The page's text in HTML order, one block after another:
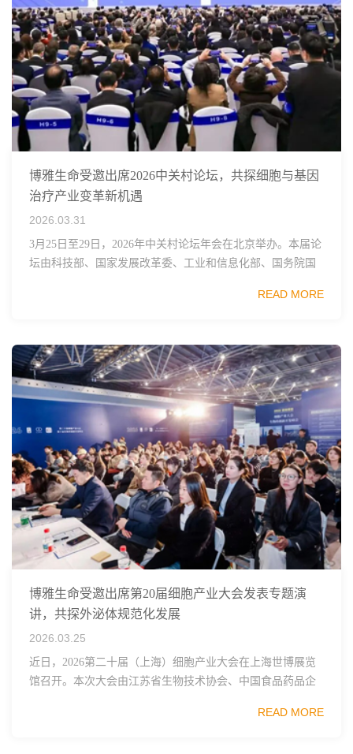
博雅生命受邀出席2026中关村论坛，共探细胞与基因
治疗产业变革新机遇
2026.03.31
3月25日至29日，2026年中关村论坛年会在北京举办。本届论
坛由科技部、国家发展改革委、工业和信息化部、国务院国
READ MORE
博雅生命受邀出席第20届细胞产业大会发表专题演
讲，共探外泌体规范化发展
2026.03.25
近日，2026第二十届（上海）细胞产业大会在上海世博展览
馆召开。本次大会由江苏省生物技术协会、中国食品药品企
范区生物医药行业协会、瑞士日内瓦长寿科学...
READ MORE